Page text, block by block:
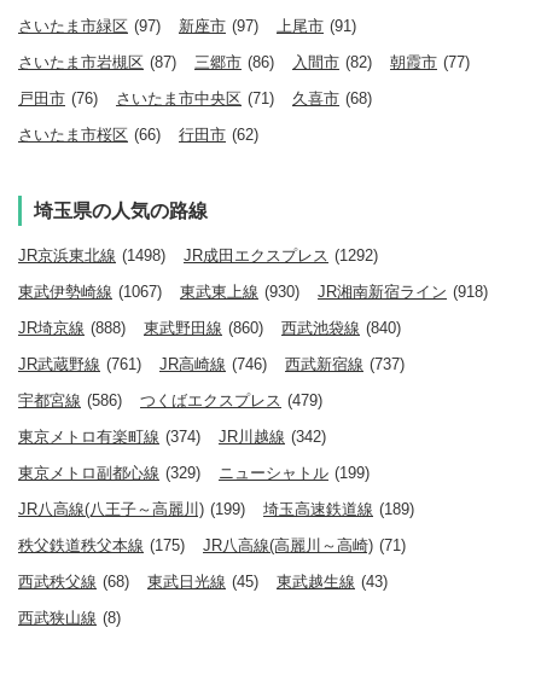
さいたま市緑区 (97) 新座市 (97) 上尾市 (91)
さいたま市岩槻区 (87) 三郷市 (86) 入間市 (82) 朝霞市 (77)
戸田市 (76) さいたま市中央区 (71) 久喜市 (68)
さいたま市桜区 (66) 行田市 (62)
埼玉県の人気の路線
JR京浜東北線 (1498) JR成田エクスプレス (1292)
東武伊勢崎線 (1067) 東武東上線 (930) JR湘南新宿ライン (918)
JR埼京線 (888) 東武野田線 (860) 西武池袋線 (840)
JR武蔵野線 (761) JR高崎線 (746) 西武新宿線 (737)
宇都宮線 (586) つくばエクスプレス (479)
東京メトロ有楽町線 (374) JR川越線 (342)
東京メトロ副都心線 (329) ニューシャトル (199)
JR八高線(八王子～高麗川) (199) 埼玉高速鉄道線 (189)
秩父鉄道秩父本線 (175) JR八高線(高麗川～高崎) (71)
西武秩父線 (68) 東武日光線 (45) 東武越生線 (43)
西武狭山線 (8)